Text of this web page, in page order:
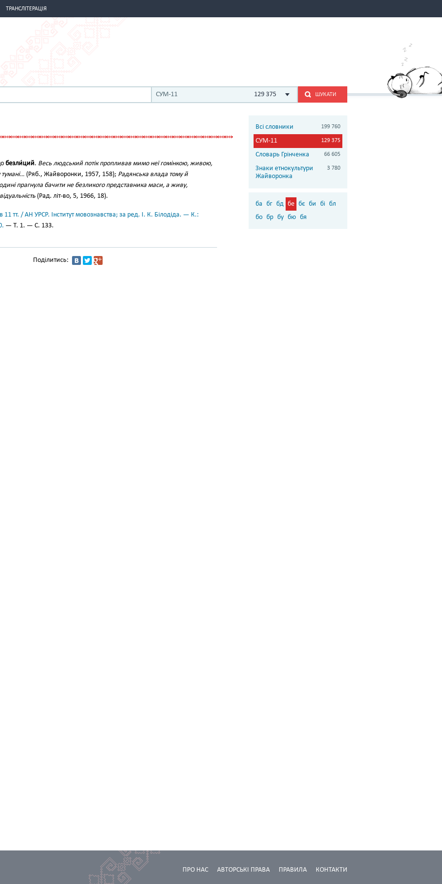
ТРАНСЛІТЕРАЦІЯ
СУМ-11 129 375 ШУКАТИ
безли́ций. Весь людський потік пропливав мимо неї гомінкою, живою,
(Ряб., Жайворонки, 1957, 158); Радянська влада тому й
прагнула бачити не безликого представника маси, а живу,
(Рад. літ-во, 5, 1966, 18).
11 тт. / АН УРСР. Інститут мовознавства; за ред. І. К. Білодіда. — К.:
— Т. 1. — С. 133.
Поділитись:
Всі словники 199 760
СУМ-11 129 375
Словарь Грінченка 66 605
Знаки етнокультури
Жайворонка
3 780
ба бг бд бе бє би бі бл
бо бр бу бю бя
КОНТАКТИ
ПРАВИЛА
АВТОРСЬКІ ПРАВА
ПРО НАС